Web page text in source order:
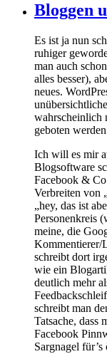
Bloggen
Es ist ja nun
ruhiger
man auch
alles besser),
neues.
wahrscheinlich
geboten
Ich will es mir
Blogsoftware
Facebook &
Verbreiten von
„hey, das ist
Personenkreis
meine, die
Kommentierer/
schreibt dort
wie ein
deutlich mehr
schreibt man
Tatsache, dass
Facebook
Sargnagel